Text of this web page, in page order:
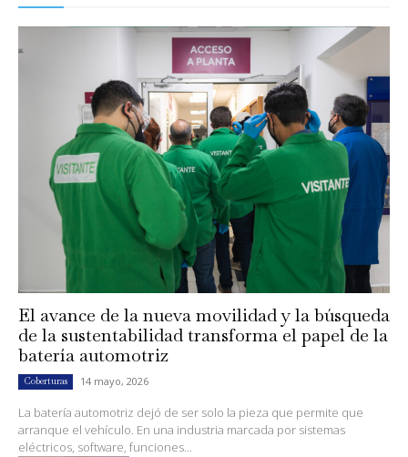
El avance de la nueva movilidad y la búsqueda
de la sustentabilidad transforma el papel de la
batería automotriz
Coberturas 14 mayo, 2026
La batería automotriz dejó de ser solo la pieza que permite que
arranque el vehículo. En una industria marcada por sistemas
eléctricos, software, funciones...